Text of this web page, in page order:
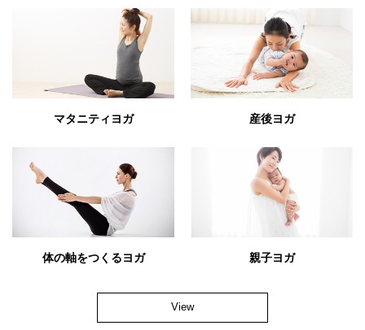
マタニティヨガ 産後ヨガ
体の軸をつくるヨガ 親子ヨガ
View